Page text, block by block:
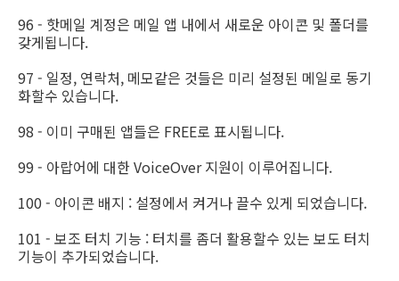
96 - 핫메일 계정은 메일 앱 내에서 새로운 아이콘 및 폴더를
갖게됩니다.
97 - 일정, 연락처, 메모같은 것들은 미리 설정된 메일로 동기
화할수 있습니다.
98 - 이미 구매된 앱들은 FREE로 표시됩니다.
99 - 아랍어에 대한 VoiceOver 지원이 이루어집니다.
100 - 아이콘 배지 : 설정에서 켜거나 끌수 있게 되었습니다.
101 - 보조 터치 기능 : 터치를 좀더 활용할수 있는 보도 터치
기능이 추가되었습니다.